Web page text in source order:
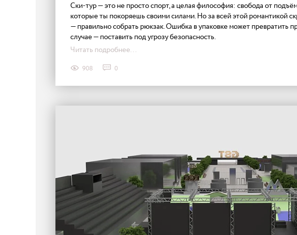
Ски-тур — это не просто спорт, а целая философия: свобода от
которые ты покоряешь своими силами. Но за всей этой романтикой
— правильно собрать рюкзак. Ошибка в упаковке может превратить
случае — поставить под угрозу безопасность.
Читать подробнее...
908 0